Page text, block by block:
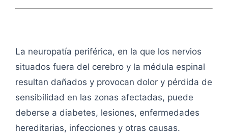
La neuropatía periférica, en la que los nervios
situados fuera del cerebro y la médula espinal
resultan dañados y provocan dolor y pérdida de
sensibilidad en las zonas afectadas, puede
deberse a diabetes, lesiones, enfermedades
hereditarias, infecciones y otras causas.